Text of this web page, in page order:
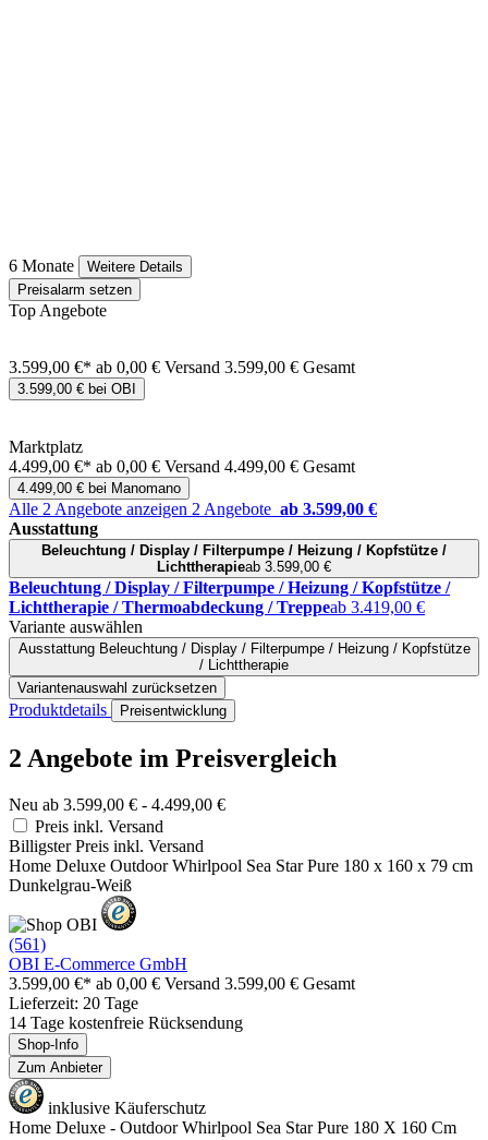
6 Monate
Weitere Details
Preisalarm setzen
Top Angebote
3.599,00 €* ab 0,00 € Versand 3.599,00 € Gesamt
3.599,00 € bei OBI
Marktplatz
4.499,00 €* ab 0,00 € Versand 4.499,00 € Gesamt
4.499,00 € bei Manomano
Alle 2 Angebote anzeigen 2 Angebote ab 3.599,00 €
Ausstattung
Beleuchtung / Display / Filterpumpe / Heizung / Kopfstütze /
Lichttherapieab 3.599,00 €
Beleuchtung / Display / Filterpumpe / Heizung / Kopfstütze /
Lichttherapie / Thermoabdeckung / Treppeab 3.419,00 €
Variante auswählen
AusstattungBeleuchtung / Display / Filterpumpe / Heizung / Kopfstütze
/ Lichttherapie
Variantenauswahl zurücksetzen
Produktdetails Preisentwicklung
2 Angebote im Preisvergleich
Neu ab 3.599,00 € - 4.499,00 €
Preis inkl. Versand
Billigster Preis inkl. Versand
Home Deluxe Outdoor Whirlpool Sea Star Pure 180 x 160 x 79 cm
Dunkelgrau-Weiß
(561)
OBI E-Commerce GmbH
3.599,00 €* ab 0,00 € Versand 3.599,00 € Gesamt
Lieferzeit: 20 Tage
14 Tage kostenfreie Rücksendung
Shop-Info
Zum Anbieter
inklusive Käuferschutz
Home Deluxe - Outdoor Whirlpool Sea Star Pure 180 X 160 Cm